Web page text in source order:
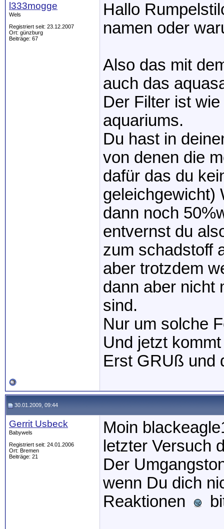
l333mogge
Wels
Registriert seit: 23.12.2007
Ort: günzburg
Beiträge: 67
Hallo
namen oder
Also das mit
auch das
Der Filter ist
aquariums.
Du hast in
von denen die
dafür das du
geleichgewicht)
dann noch
entvernst du
zum schadstoff
aber trotzdem
dann aber nicht
sind.
Nur um solche
Und jetzt
Erst GRUß und
30.01.2009, 09:44
Gerrit Usbeck
Babywels
Registriert seit: 24.01.2006
Ort: Bremen
Beiträge: 21
Moin
letzter Versuch
Der
wenn Du dich
Reaktionen